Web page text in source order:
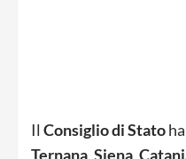
Il Consiglio di Stato
Ternana,Siena,